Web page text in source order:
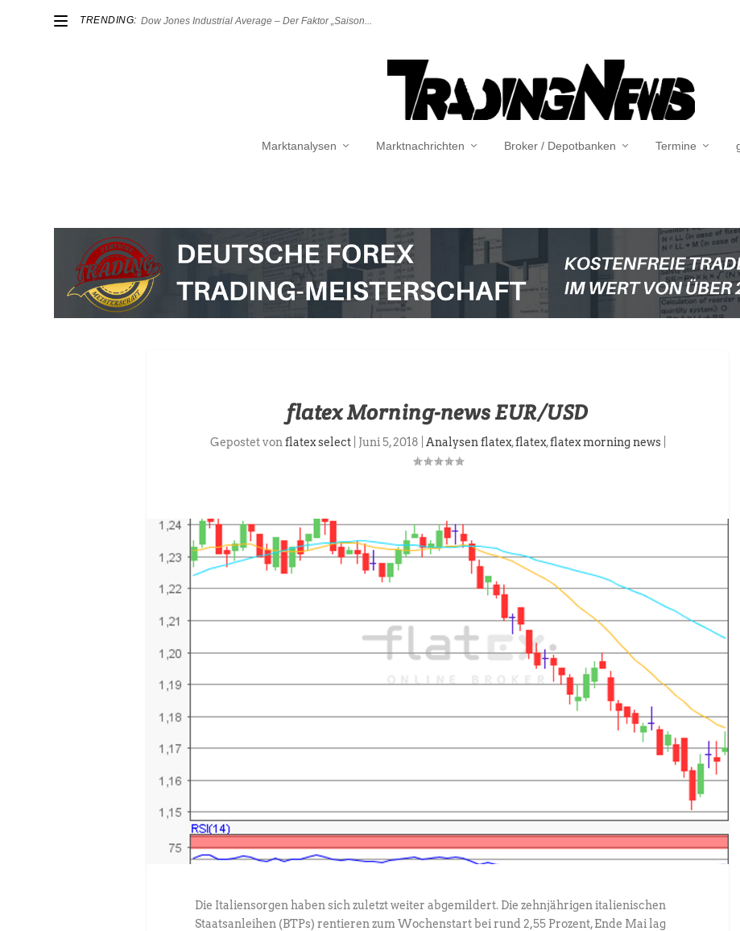
TRENDING: Dow Jones Industrial Average – Der Faktor „Saison...
Marktanalysen Marktnachrichten Broker / Depotbanken Termine
flatex Morning-news EUR/USD
Gepostet von flatex select| Juni 5, 2018 Analysen flatex,flatex,flatex morning news|
Die Italiensorgen haben sich zuletzt weiter abgemildert. Die zehnjährigen italienischen
Staatsanleihen (BTPs) rentieren zum Wochenstart bei rund 2,55 Prozent, Ende Mai lag